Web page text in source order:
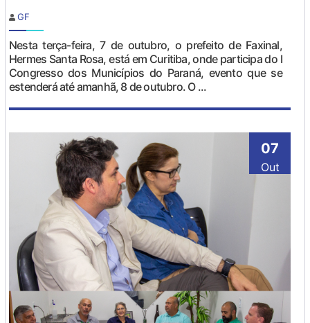
GF
Nesta terça-feira, 7 de outubro, o prefeito de Faxinal,
Hermes Santa Rosa, está em Curitiba, onde participa do I
Congresso dos Municípios do Paraná, evento que se
estenderá até amanhã, 8 de outubro. O ...
07
Out